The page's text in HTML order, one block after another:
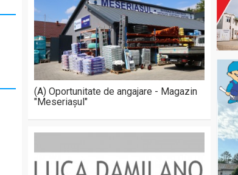
(A) Oportunitate de angajare - Magazin
"Meseriașul"